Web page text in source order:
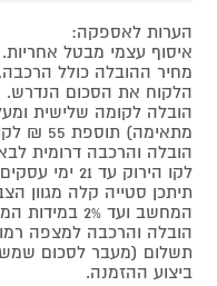
הערות לאספקה:
איסוף עצמי מבטל אחריות.
מחיר ההובלה כולל
הלקוח את הסכום הנדרש.
הובלה לקומה שלישית
מתאימה) תוספת 55 ₪ לקומה.
הובלה והרכבה דרומית
לקו הירוק עד 21 ימי עסקים.
תיתכן סטייה קלה מגוון
המחשב ועד 2% במידות המוצר המצוינות במכירה.
תשלום (מעבר לסכום
ביצוע ההזמנה.